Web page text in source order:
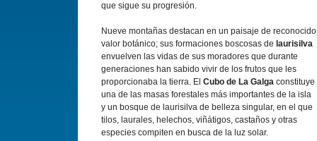
que sigue su progresión.
Nueve montañas destacan en un paisaje de reconocido
valor botánico; sus formaciones boscosas de laurisilva
envuelven las vidas de sus moradores que durante
generaciones han sabido vivir de los frutos que les
proporcionaba la tierra. El Cubo de La Galga constituye
una de las masas forestales más importantes de la isla
y un bosque de laurisilva de belleza singular, en el que
tilos, laurales, helechos, viñátigos, castaños y otras
especies compiten en busca de la luz solar.